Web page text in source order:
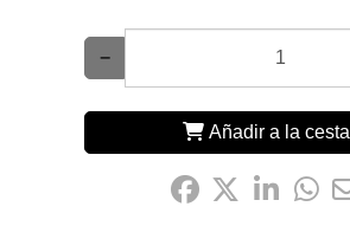
−
Añadir a la cesta